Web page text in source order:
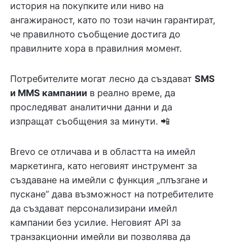
история на покупките или ниво на
ангажираност, като по този начин гарантират,
че правилното съобщение достига до
правилните хора в правилния момент.
Потребителите могат лесно да създават SMS
и MMS кампании в реално време, да
проследяват аналитични данни и да
изпращат съобщения за минути. 📲
Brevo се отличава и в областта на имейл
маркетинга, като неговият инструмент за
създаване на имейли с функция „плъзгане и
пускане” дава възможност на потребителите
да създават персонализирани имейл
кампании без усилие. Неговият API за
транзакционни имейли ви позволява да